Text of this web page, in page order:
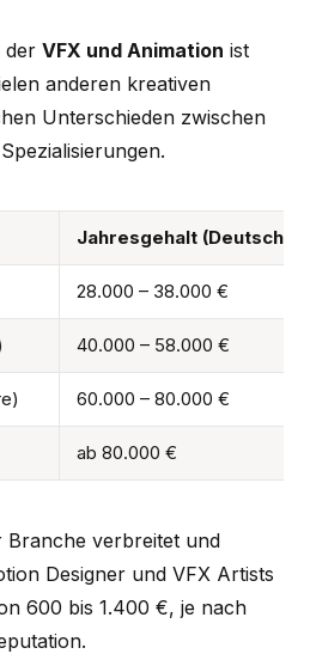
derVFX und Animation ist
anderen kreativen
Unterschieden zwischen
Jahresgehalt
28.000 – 38.000 €
40.000 – 58.000 €
60.000 – 80.000 €
ab 80.000 €
Branche verbreitet und
Designer und VFX Artists
600 bis 1.400 €, je nach